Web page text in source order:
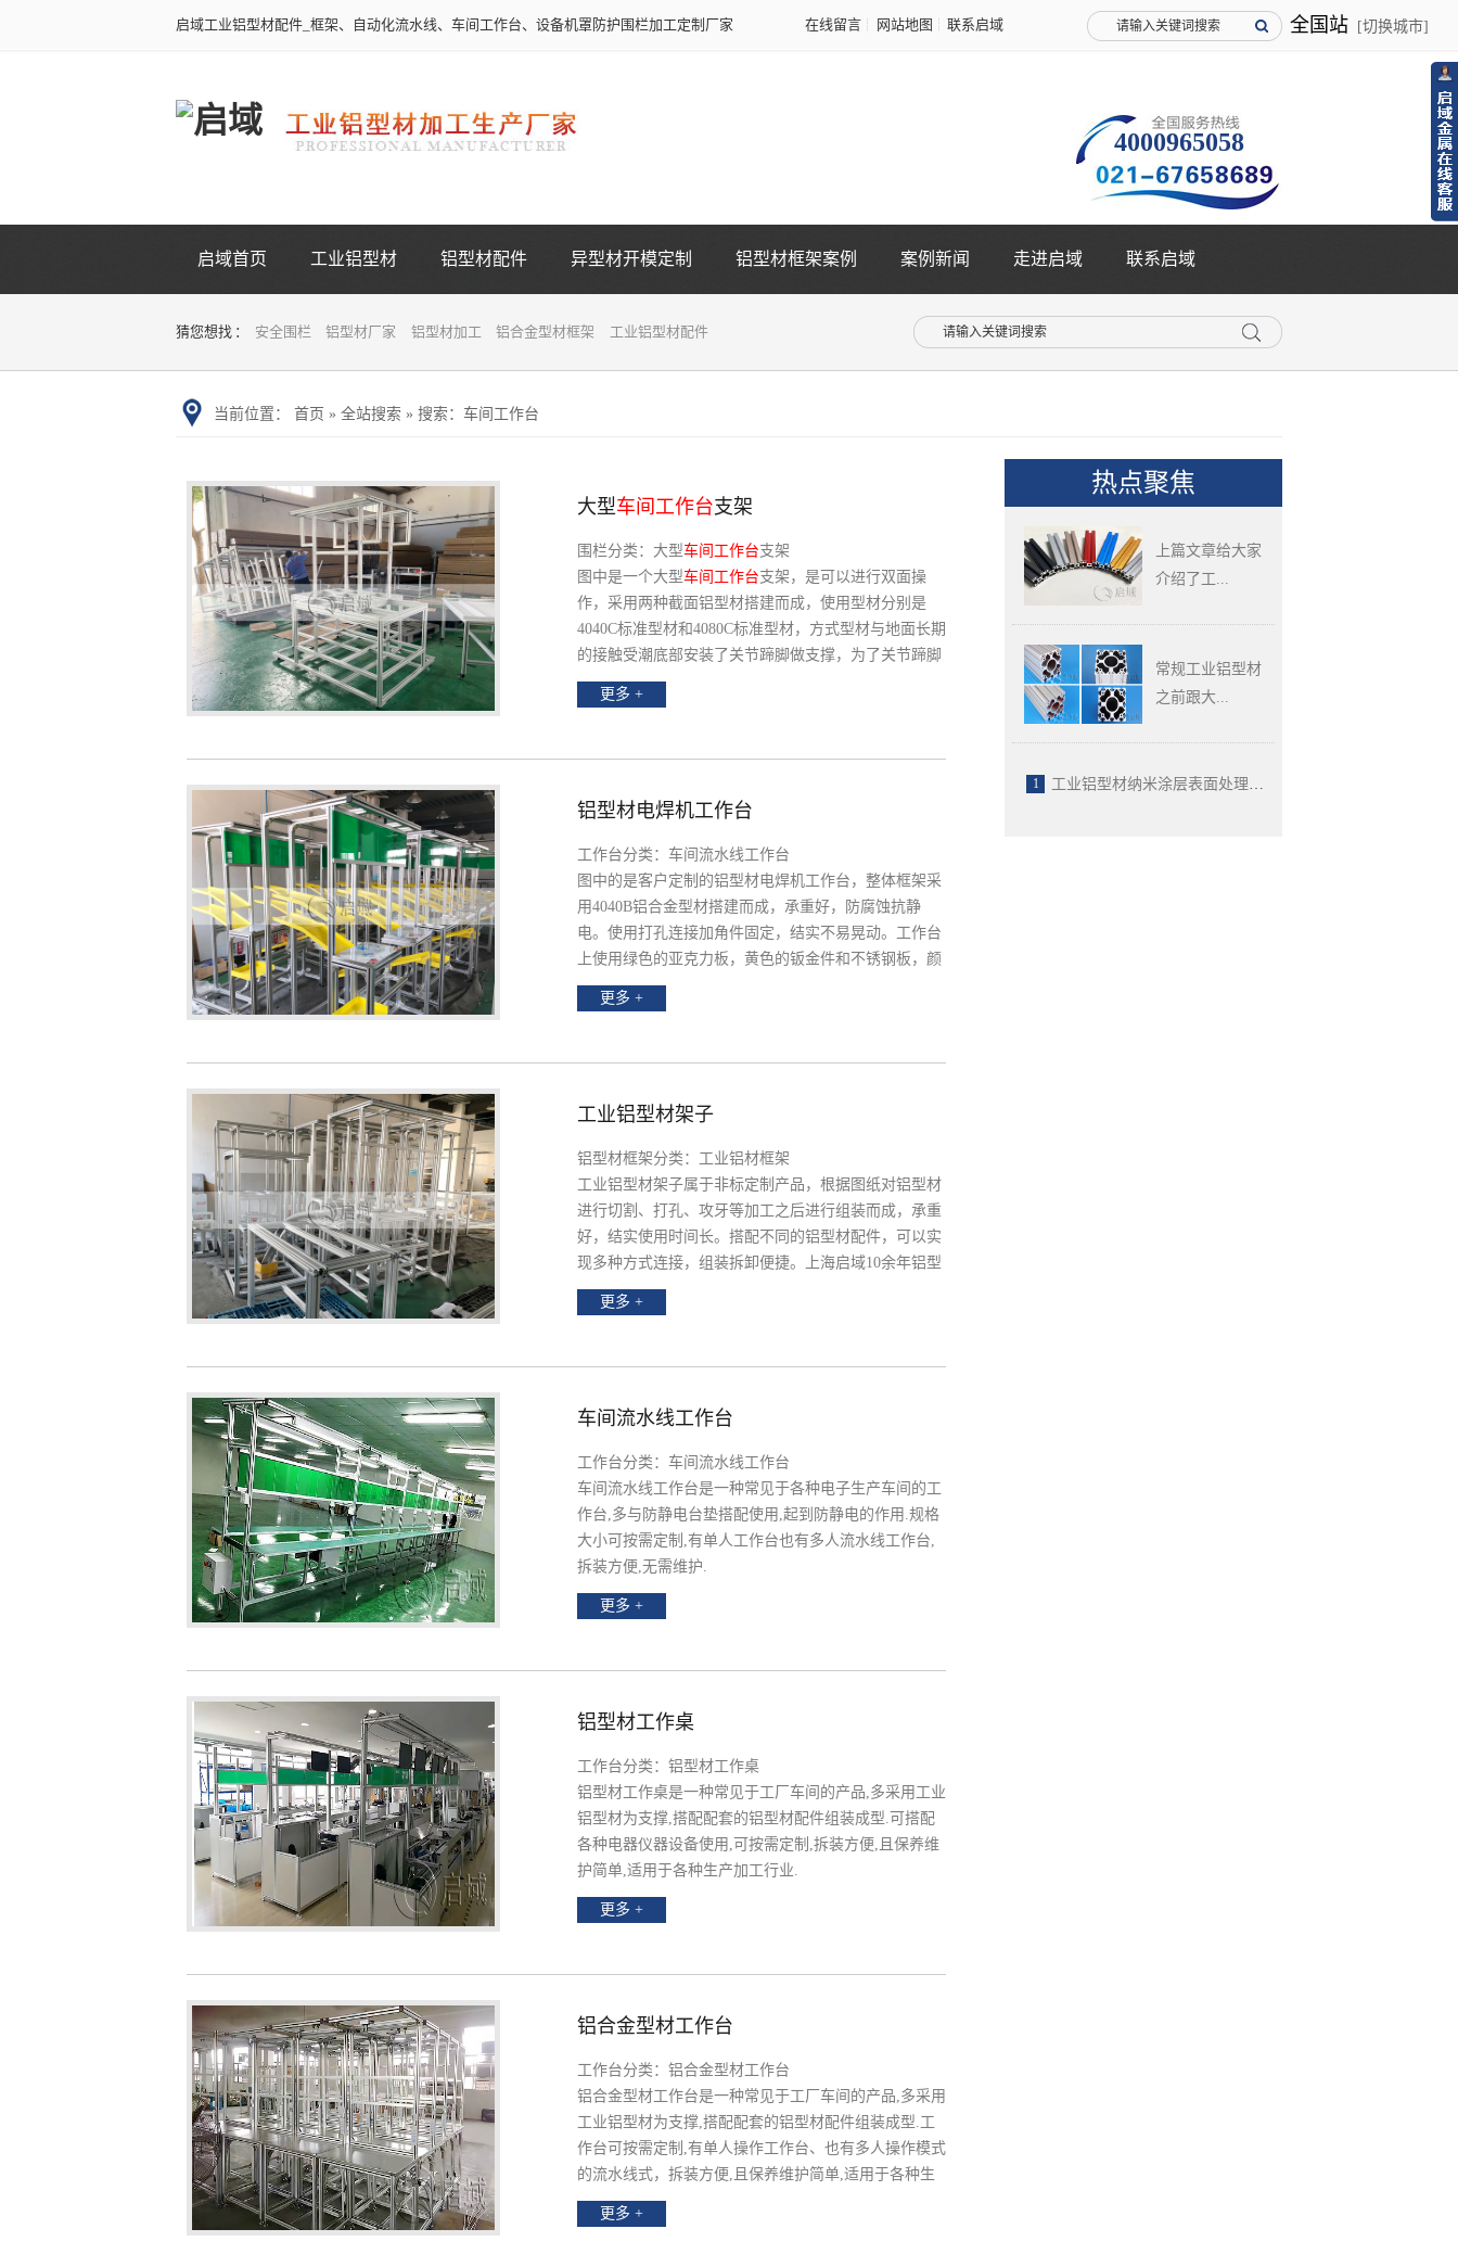
全国站 [切换城市]
启域工业铝型材配件_框架、自动化流水线、车间工作台、设备机罩防护围栏加工定制厂家 在线留言 网站地图 联系启域
4000965058
启域首页 工业铝型材 铝型材配件 异型材开模定制 铝型材框架案例 案例新闻 走进启域 联系启域
猜您想找 ： 安全围栏 铝型材厂家 铝型材加工 铝合金型材框架 工业铝型材配件
当前位置： 首页 » 全站搜索 » 搜索：车间工作台
大型车间工作台支架
围栏分类：大型车间工作台支架
图中是一个大型车间工作台支架，是可以进行双面操
作，采用两种截面铝型材搭建而成，使用型材分别是
4040C标准型材和4080C标准型材，方式型材与地面长期
的接触受潮底部安装了关节蹄脚做支撑，为了关节蹄脚
安装牢固采用了断面连接板做过度，根据客户需求上面
可以增加不同材质台面，包括灯管，风机等辅助材料，
更多 +
铝型材电焊机工作台
工作台分类：车间流水线工作台
图中的是客户定制的铝型材电焊机工作台，整体框架采
用4040B铝合金型材搭建而成，承重好，防腐蚀抗静
电。使用打孔连接加角件固定，结实不易晃动。工作台
上使用绿色的亚克力板，黄色的钣金件和不锈钢板，颜
色比较绚丽，既实用又美观。底部安装蹄脚，可以起到
支撑和防震的作用。上海启域可来图来样定制各种铝型
更多 +
工业铝型材架子
铝型材框架分类：工业铝材框架
工业铝型材架子属于非标定制产品，根据图纸对铝型材
进行切割、打孔、攻牙等加工之后进行组装而成，承重
好，结实使用时间长。搭配不同的铝型材配件，可以实
现多种方式连接，组装拆卸便捷。上海启域10余年铝型
材厂家，根据客户需求出具量身定制方案，按需加工
间工作台，铝型材支架，设备防护罩，安全围栏等，免
更多 +
车间流水线工作台
工作台分类：车间流水线工作台
车间流水线工作台是一种常见于各种电子生产车间的工
作台,多与防静电台垫搭配使用,起到防静电的作用.规格
大小可按需定制,有单人工作台也有多人流水线工作台,
拆装方便,无需维护.
更多 +
铝型材工作桌
工作台分类：铝型材工作桌
铝型材工作桌是一种常见于工厂车间的产品,多采用工业
铝型材为支撑,搭配配套的铝型材配件组装成型.可搭配
各种电器仪器设备使用,可按需定制,拆装方便,且保养维
护简单,适用于各种生产加工行业.
更多 +
铝合金型材工作台
工作台分类：铝合金型材工作台
铝合金型材工作台是一种常见于工厂车间的产品,多采用
工业铝型材为支撑,搭配配套的铝型材配件组装成型.工
作台可按需定制,有单人操作工作台、也有多人操作模式
的流水线式，拆装方便,且保养维护简单,适用于各种生
产加工行业.
更多 +
热点聚焦
表面处理的颜色介绍
上篇文章给大家
介绍了工...
业铝型材规格现货来
常规工业铝型材
之前跟大...
1 工业铝型材纳米涂层表面处理的颜色介绍